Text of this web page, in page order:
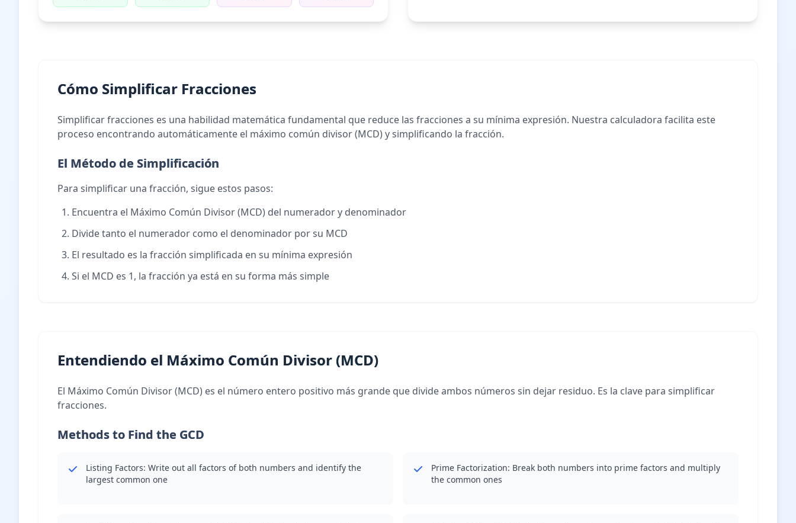
Cómo Simplificar Fracciones
Simplificar fracciones es una habilidad matemática fundamental que reduce las fracciones a su mínima expresión. Nuestra calculadora facilita este
proceso encontrando automáticamente el máximo común divisor (MCD) y simplificando la fracción.
El Método de Simplificación
Para simplificar una fracción, sigue estos pasos:
Encuentra el Máximo Común Divisor (MCD) del numerador y denominador
Divide tanto el numerador como el denominador por su MCD
El resultado es la fracción simplificada en su mínima expresión
Si el MCD es 1, la fracción ya está en su forma más simple
Entendiendo el Máximo Común Divisor (MCD)
El Máximo Común Divisor (MCD) es el número entero positivo más grande que divide ambos números sin dejar residuo. Es la clave para simplificar
fracciones.
Methods to Find the GCD
Listing Factors: Write out all factors of both numbers and identify the
largest common one
Prime Factorization: Break both numbers into prime factors and multiply
the common ones